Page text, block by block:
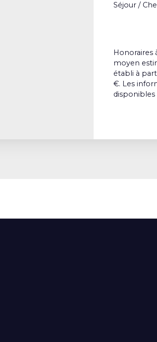
Séjour /
Honoraires
moyen
établi à
€. Les
disponibles